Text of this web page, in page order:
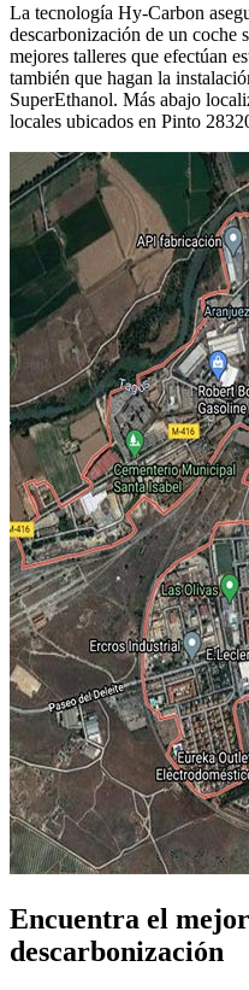
La tecnología Hy-Carbon
descarbonización de un coche
mejores talleres que efectúan
también que hagan la
SuperEthanol. Más abajo
locales ubicados en Pinto
Encuentra el
descarbonización